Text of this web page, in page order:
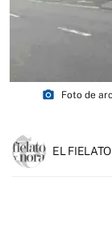
photo_camera Foto de
EL